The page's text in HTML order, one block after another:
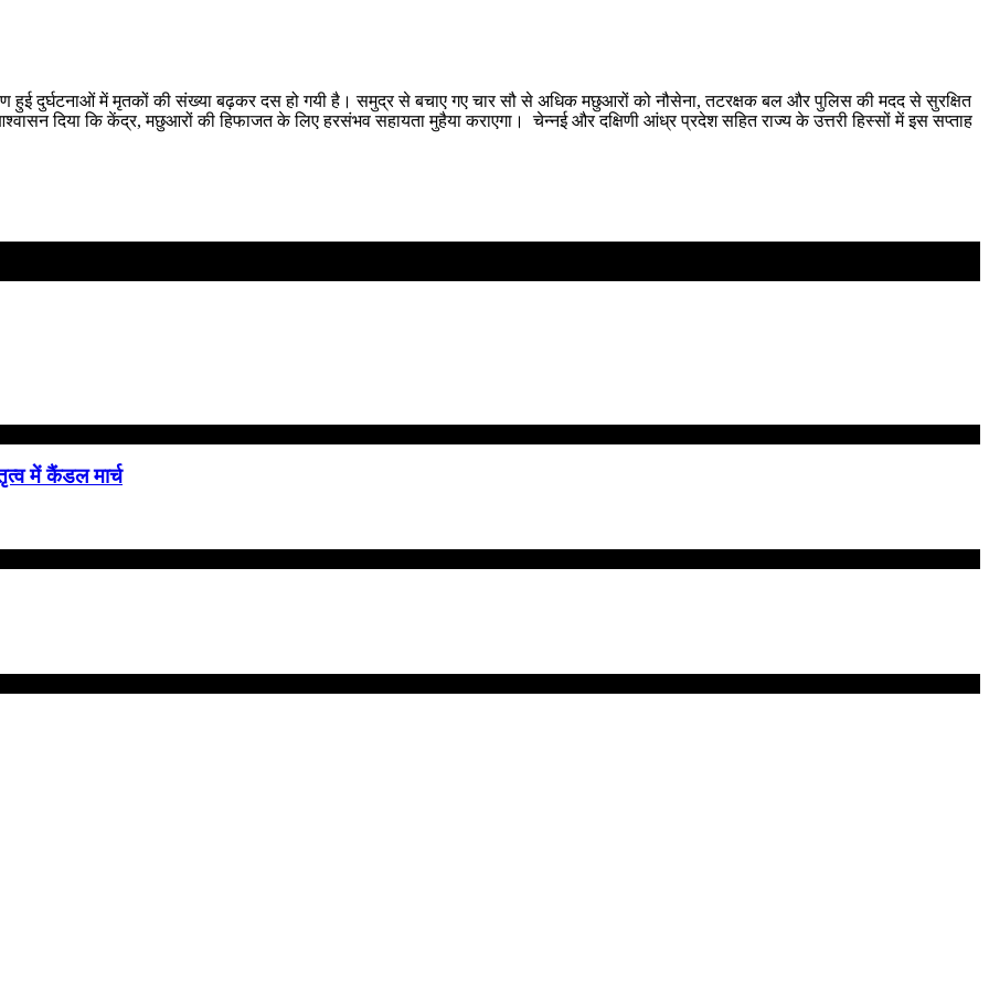
हुई दुर्घटनाओं में मृतकों की संख्‍या बढ़कर दस हो गयी है। समुद्र से बचाए गए चार सौ से अधिक मछुआरों को नौसेना, तटरक्षक बल और पुलिस की मदद से सुरक्षित
दिया कि केंद्र, मछुआरों की हिफाजत के लिए हरसंभव सहायता मुहैया कराएगा। चेन्नई और दक्षिणी आंध्र प्रदेश सहित राज्य के उत्तरी हिस्सों में इस सप्ताह
में कैंडल मार्च